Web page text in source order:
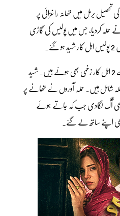
برمل میں تھانہ راغزائی پر
کردیا، جس میں پولیس کی گاڑی
پولیس ذرائع کے مطابق فائرنگ سے 2 اہل کار زخمی بھی ہوئے ہیں۔ شہید
شامل ہیں۔ حملہ آوروں نے تھانے پر
آگ لگادی جب کہ جاتے ہوئے
اپنے ساتھ لے گئے۔